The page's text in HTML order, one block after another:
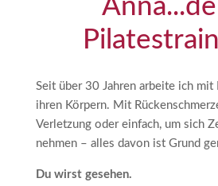
Seit über 30 Jahren arbeite ich mit
ihren Körpern. Mit
Verletzung oder einfach, um sich
nehmen – alles davon ist Grund
Du wirst gesehen.